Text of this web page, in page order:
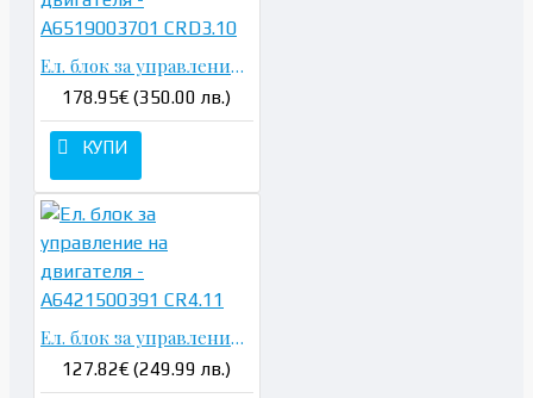
Ел. блок за управление на двигателя - A6519003701 CRD3.10
178.95€ (350.00 лв.)
КУПИ
Ел. блок за управление на двигателя - A6421500391 CR4.11
127.82€ (249.99 лв.)